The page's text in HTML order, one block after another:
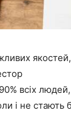
всіх
і не стають